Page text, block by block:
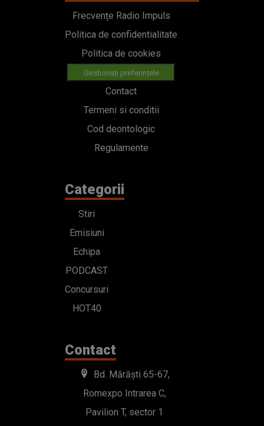
Frecvențe Radio Impuls
Politica de confidentialitate
Politica de cookies
Gestionați preferințele
Contact
Termeni si conditii
Cod deontologic
Regulamente
Categorii
Stiri
Emisiuni
Echipa
PODCAST
Concursuri
HOT40
Contact
Bd. Mărăști 65-67,
Romexpo Intrarea C,
Pavilion T, sector 1